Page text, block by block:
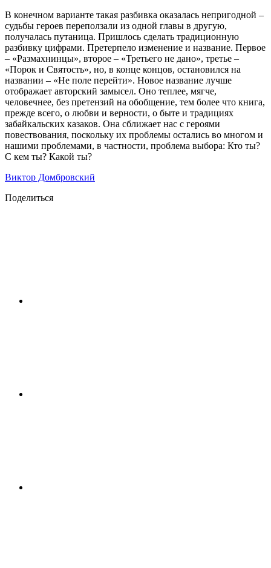
В конечном варианте такая разбивка оказалась непригодной –
судьбы героев переползали из одной главы в другую,
получалась путаница. Пришлось сделать традиционную
разбивку цифрами. Претерпело изменение и название. Первое
– «Размахнинцы», второе – «Третьего не дано», третье –
«Порок и Святость», но, в конце концов, остановился на
названии – «Не поле перейти». Новое название лучше
отображает авторский замысел. Оно теплее, мягче,
человечнее, без претензий на обобщение, тем более что книга,
прежде всего, о любви и верности, о быте и традициях
забайкальских казаков. Она сближает нас с героями
повествования, поскольку их проблемы остались во многом и
нашими проблемами, в частности, проблема выбора: Кто ты?
С кем ты? Какой ты?
Виктор Домбровский
Поделиться